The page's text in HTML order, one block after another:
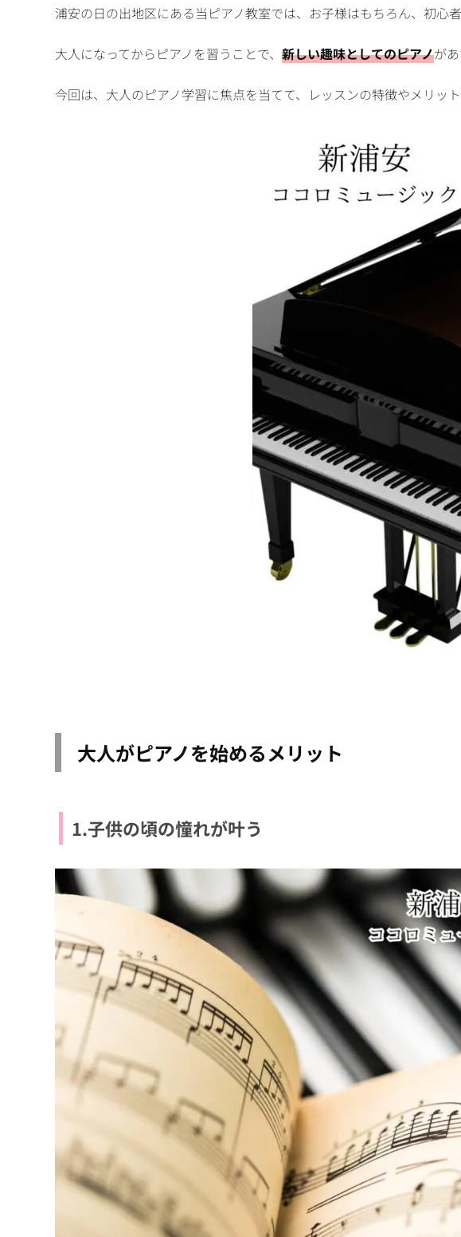
浦安の日の出地区にある当ピアノ教室では、お子様はもちろん、初心
大人になってからピアノを習うことで、 新しい趣味としてのピアノが
今回は、大人のピアノ学習に焦点を当てて、レッスンの特徴やメリット
大人がピアノを始めるメリット
1.子供の頃の憧れが叶う